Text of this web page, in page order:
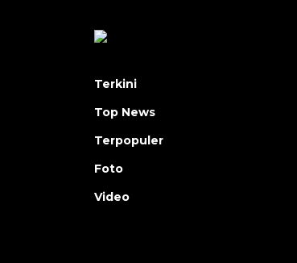
Terkini
Top News
Terpopuler
Foto
Video